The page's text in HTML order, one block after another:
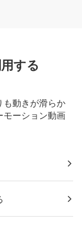
する
も動きが滑らか
モーション動画